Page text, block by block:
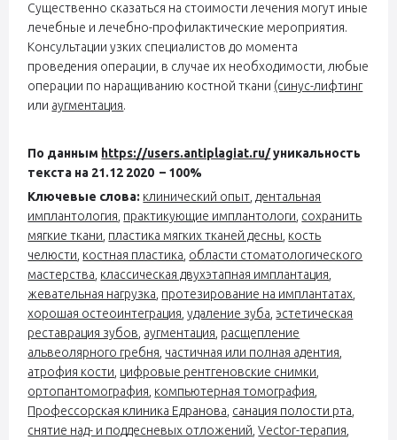
Существенно сказаться на стоимости лечения могут иные
лечебные и лечебно-профилактические мероприятия.
Консультации узких специалистов до момента
проведения операции, в случае их необходимости, любые
операции по наращиванию костной ткани (синус-лифтинг
или аугментация.
По данным https://users.antiplagiat.ru/уникальность
текста на 21.12 2020 – 100%
Ключевые слова: клинический опыт дентальная
имплантология практикующие имплантологи сохранить
мягкие ткани пластика мягких тканей десны кость
челюсти костная пластика области стоматологического
мастерства классическая двухэтапная имплантация
жевательная нагрузка протезирование на имплантатах
хорошая остеоинтеграция ,удаление зуба эстетическая
реставрация зубов аугментация расщепление
альвеолярного гребня частичная или полная адентия
атрофия кости цифровые рентгеновские снимки
ортопантомография компьютерная томография
Профессорская клиника Едранова, санация полости рта
снятие над- и поддесневых отложений ,Vector-терапия